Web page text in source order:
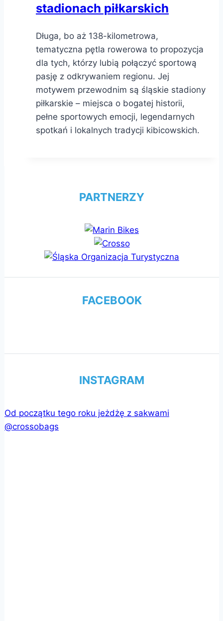
stadionach piłkarskich
Długa, bo aż 138-kilometrowa,
tematyczna pętla rowerowa to propozycja
dla tych, którzy lubią połączyć sportową
pasję z odkrywaniem regionu. Jej
motywem przewodnim są śląskie stadiony
piłkarskie – miejsca o bogatej historii,
pełne sportowych emocji, legendarnych
spotkań i lokalnych tradycji kibicowskich.
PARTNERZY
FACEBOOK
INSTAGRAM
Od początku tego roku jeżdżę z sakwami
@crossobags